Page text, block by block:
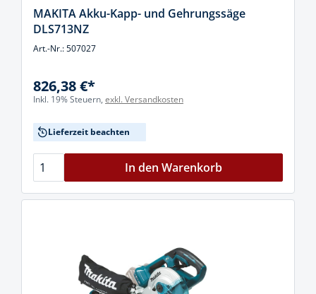
MAKITA Akku-Kapp- und Gehrungssäge
DLS713NZ
Art.-Nr.: 507027
826,38 €*
Inkl. 19% Steuern, exkl. Versandkosten
Lieferzeit beachten
In den Warenkorb